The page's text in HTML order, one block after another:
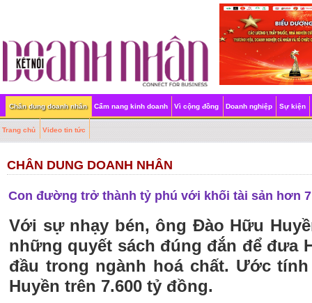
Chân dung doanh nhân Cẩm nang kinh doanh Vì cộng đồng Doanh nghiệp Sự kiện
Trang chủ Video tin tức
CHÂN DUNG DOANH NHÂN
Con đường trở thành tỷ phú với khối tài sản hơn
Với sự nhạy bén, ông Đào Hữu
những quyết sách đúng đắn để đưa
đầu trong ngành hoá chất. Ước
Huyền trên 7.600 tỷ đồng.